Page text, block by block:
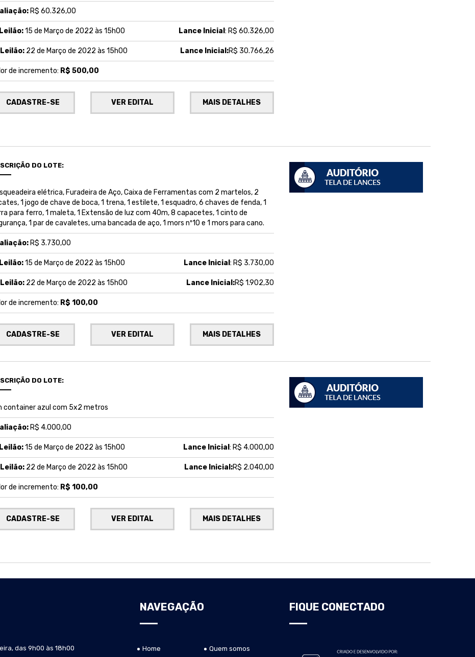
R$ 60.326,00
15 de Março de 2022 às 15h00 Lance Inicial : R$ 60.326,00
Leilão:22 de Março de 2022 às 15h00 Lance Inicial:R$ 30.766,26
de incremento: R$ 500,00
CADASTRE-SE VER EDITAL MAIS DETALHES
DO LOTE:
elétrica, Furadeira de Aço, Caixa de Ferramentas com 2 martelos, 2
1 jogo de chave de boca, 1 trena, 1 estilete, 1 esquadro, 6 chaves de fenda, 1
para ferro, 1 maleta, 1 Extensão de luz com 40m, 8 capacetes, 1 cinto de
1 par de cavaletes, uma bancada de aço, 1 mors nº10 e 1 mors para cano.
R$ 3.730,00
15 de Março de 2022 às 15h00 Lance Inicial : R$ 3.730,00
Leilão:22 de Março de 2022 às 15h00 Lance Inicial:R$ 1.902,30
de incremento: R$ 100,00
CADASTRE-SE VER EDITAL MAIS DETALHES
DO LOTE:
container azul com 5x2 metros
R$ 4.000,00
15 de Março de 2022 às 15h00 Lance Inicial : R$ 4.000,00
Leilão:22 de Março de 2022 às 15h00 Lance Inicial:R$ 2.040,00
de incremento: R$ 100,00
CADASTRE-SE VER EDITAL MAIS DETALHES
das 9h00 às 18h00
NAVEGAÇÃO
Home Quem somos
FIQUE CONECTADO